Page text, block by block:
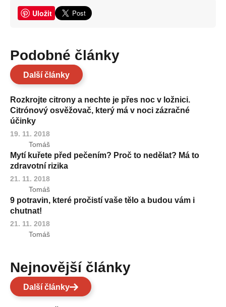
Uložit
Podobné články
Další články
Rozkrojte citrony a nechte je přes noc v ložnici.
Citrónový osvěžovač, který má v noci zázračné
účinky
19. 11. 2018
Tomáš
Mytí kuřete před pečením? Proč to nedělat? Má to
zdravotní rizika
21. 11. 2018
Tomáš
9 potravin, které pročistí vaše tělo a budou vám i
chutnat!
21. 11. 2018
Tomáš
Nejnovější články
Další články